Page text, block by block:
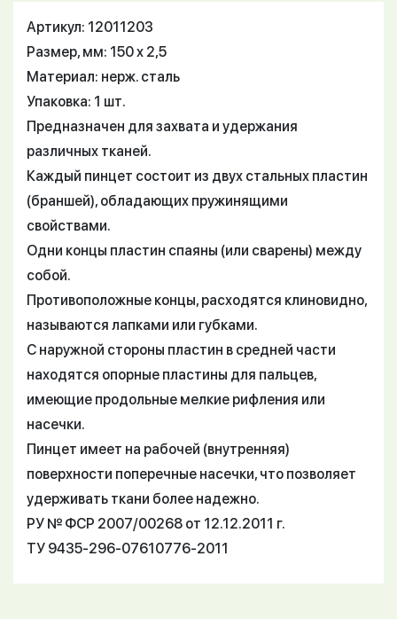
Артикул: 12011203
Размер, мм: 150 х 2,5
Материал: нерж. сталь
Упаковка: 1 шт.
Предназначен для захвата и удержания
различных тканей.
Каждый пинцет состоит из двух стальных пластин
(браншей), обладающих пружинящими
свойствами.
Одни концы пластин спаяны (или сварены) между
собой.
Противоположные концы, расходятся клиновидно,
называются лапками или губками.
С наружной стороны пластин в средней части
находятся опорные пластины для пальцев,
имеющие продольные мелкие рифления или
насечки.
Пинцет имеет на рабочей (внутренняя)
поверхности поперечные насечки, что позволяет
удерживать ткани более надежно.
РУ № ФСР 2007/00268 от 12.12.2011 г.
ТУ 9435-296-07610776-2011